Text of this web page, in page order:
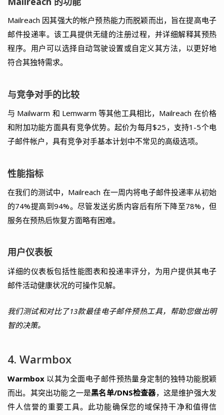
Mailreach 因其强大的帐户预热能力而脱颖而出，旨在提高电子
邮件投递率。该工具提供无缝的注册过程，并详细解释其预热
程序。用户可以选择自动驾驶设置或自定义其方法，以更好地
符合其独特需求。
与竞争对手的比较
与 Mailwarm 和 Lemwarm 等其他工具相比，Mailreach 在价格
和附加功能方面具有竞争优势。起价为每月$25，支持1-5个电
子邮件帐户，具有竞争对手基本计划中不常见的高级选项。
性能指标
在我们的测试中，Mailreach 在一周内将电子邮件投递率从初始
的74%提高到94%。尽管发送劣质内容后有所下降至78%，但
服务在预热后恢复方面略有困难。
用户仪表板
详细的仪表板包括性能图表和投递率评分，为用户提供其电子
邮件活动健康状况的可操作见解。
我们测试和对比了13款最佳电子邮件预热工具，帮助您做出明
智的决策。
4. Warmbox
Warmbox 以其为全面电子邮件预热量身定制的独特功能脱颖
而出。其突出功能之一是黑名单/DNS检查器，这是维护强大发
件人信誉的重要工具。此功能确保您的域保持干净和值得信